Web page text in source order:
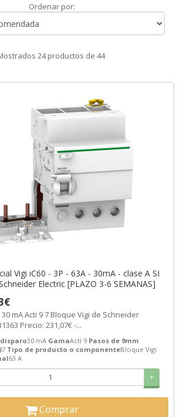
Ordenar por:Ordenar
24productos de 44
Vigi iC60 - 3P - 63A - 30mA - clase A SI
Electric [PLAZO 3-6 SEMANAS]
Precio: 231,07€ -...
30 mA GamaActi 9 Pasos de 9mm
7 Tipo de producto o componenteBloque Vigi
63 A
+
Comprar